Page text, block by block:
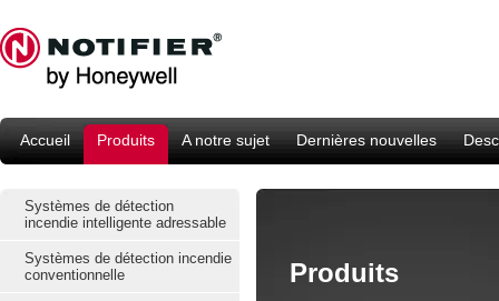
Accueil Produits A notre sujet Dernières nouvelles
Systèmes de détection
incendie intelligente adressable
Systèmes de détection incendie
conventionnelle
Produits